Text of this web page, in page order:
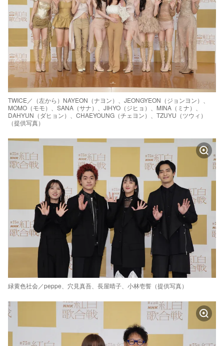
TWICE／（左から）NAYEON（ナヨン）、JEONGYEON（ジョンヨン）、
MOMO（モモ）、SANA（サナ）、JIHYO（ジヒョ）、MINA（ミナ）、
DAHYUN（ダヒョン）、CHAEYOUNG（チェヨン）、TZUYU（ツウィ）
（提供写真）
緑黄色社会／peppe、穴見真吾、長屋晴子、小林壱誓（提供写真）